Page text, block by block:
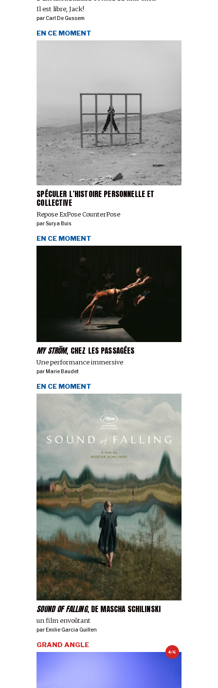
Il est libre, Jack!
parCarl De Gussem
SPÉCULER L’HISTOIRE PERSONNELLE ET
COLLECTIVE
Repose ExPose CounterPose
EN CE MOMENT
parSurya Buis
MY STRÖM, CHEZ LES PASSAGÉES
Une performance immersive
EN CE MOMENT
par Marie Baudet
SOUND OF FALLING, DE MASCHA SCHILINSKI
un film envoûtant
EN CE MOMENT
parEmilie Garcia Guillen
4/6
GRAND ANGLE